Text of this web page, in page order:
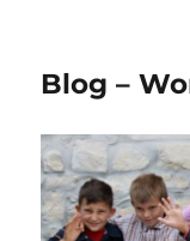
Blog –